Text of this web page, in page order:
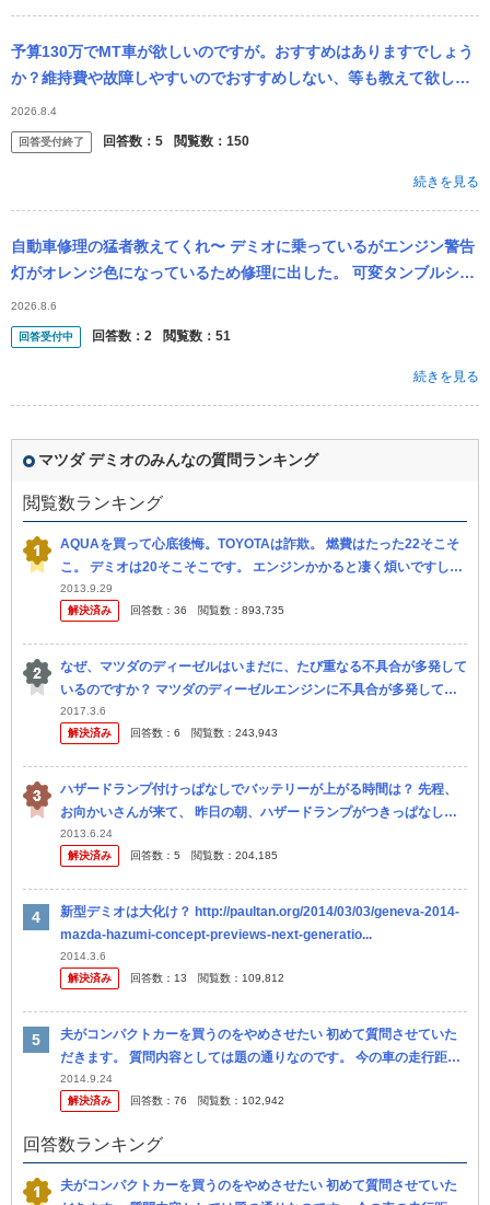
予算130万でMT車が欲しいのですが。おすすめはありますでしょう
か？維持費や故障しやすいのでおすすめしない、等も教えて欲しい
です。 以下条件等です。 軽自動車＆外車ng 駐車場代年間6-7万程
...
2026.8.4
回答受付終了 回答数： 5 閲覧数： 150
続きを見る
自動車修理の猛者教えてくれ〜 デミオに乗っているがエンジン警告
灯がオレンジ色になっているため修理に出した。 可変タンブルシャ
ッターバルブ取り替えで工賃込みで3万強だった。これ適正価格？
シャタ...
2026.8.6
回答受付中 回答数： 2 閲覧数： 51
続きを見る
マツダ デミオのみんなの質問ランキング
閲覧数ランキング
AQUAを買って心底後悔。TOYOTAは詐欺。 燃費はたった22そこそ
こ。 デミオは20そこそこです。 エンジンかかると凄く煩いですし振
動も酷い。 フィットの方が静かで振動もあまりしません。 狭...
2013.9.29
解決済み
回答数： 36 閲覧数： 893,735
なぜ、マツダのディーゼルはいまだに、たび重なる不具合が多発して
いるのですか？ マツダのディーゼルエンジンに不具合が多発してい
るようです。 ネット上で見る限り、多いのはデミオやCX-3に搭載さ
れ...
2017.3.6
解決済み
回答数： 6 閲覧数： 243,943
ハザードランプ付けっぱなしでバッテリーが上がる時間は？ 先程、
お向かいさんが来て、 昨日の朝、ハザードランプがつきっぱなしだ
ったから （さらにドアロックも掛かってなかったので） 消しとい
た。 バ...
2013.6.24
解決済み
回答数： 5 閲覧数： 204,185
新型デミオは大化け？ http://paultan.org/2014/03/03/geneva-2014-
mazda-hazumi-concept-previews-next-generatio...
2014.3.6
解決済み
回答数： 13 閲覧数： 109,812
夫がコンパクトカーを買うのをやめさせたい 初めて質問させていた
だきます。 質問内容としては題の通りなのです。 今の車の走行距離
が20万キロを超えたので車の買い替えを検討してます。私 は10万
キ...
2014.9.24
解決済み
回答数： 76 閲覧数： 102,942
回答数ランキング
夫がコンパクトカーを買うのをやめさせたい 初めて質問させていた